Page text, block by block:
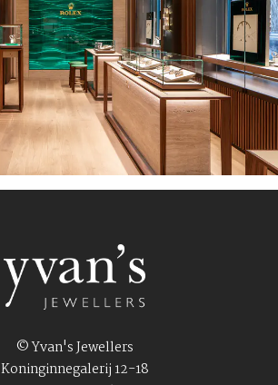
© Yvan's Jewellers
Koninginnegalerij 12-18